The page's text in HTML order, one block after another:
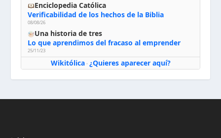
Enciclopedia Católica
Verificabilidad de los hechos de la Biblia
08/08/26
Una historia de tres
Lo que aprendimos del fracaso al emprender
25/11/23
Wikitólica· ¿Quieres aparecer aquí?